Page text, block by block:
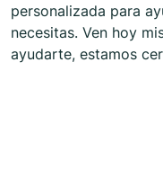
personalizada para
necesitas. Ven hoy
ayudarte, estamos